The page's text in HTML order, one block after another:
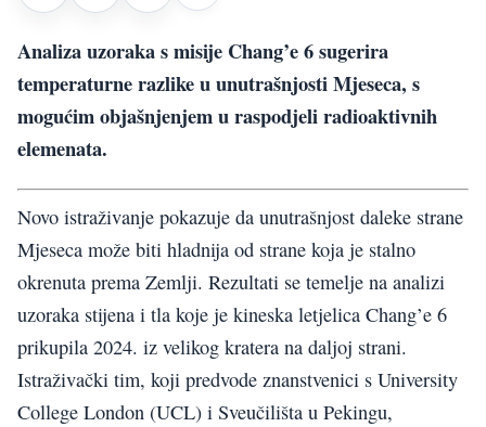
Analiza uzoraka s misije Chang’e 6 sugerira
temperaturne razlike u unutrašnjosti Mjeseca, s
mogućim objašnjenjem u raspodjeli radioaktivnih
elemenata.
Novo istraživanje pokazuje da unutrašnjost daleke strane
Mjeseca može biti hladnija od strane koja je stalno
okrenuta prema Zemlji. Rezultati se temelje na analizi
uzoraka stijena i tla koje je kineska letjelica Chang’e 6
prikupila 2024. iz velikog kratera na daljoj strani.
Istraživački tim, koji predvode znanstvenici s University
College London (UCL) i Sveučilišta u Pekingu,